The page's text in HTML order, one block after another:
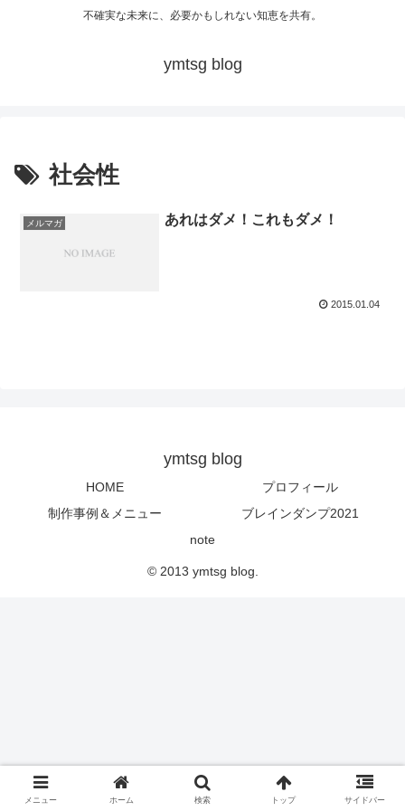
不確実な未来に、必要かもしれない知恵を共有。
ymtsg blog
社会性
メルマガ あれはダメ！これもダメ！
2015.01.04
ymtsg blog
HOME
プロフィール
制作事例＆メニュー
ブレインダンプ2021
note
© 2013 ymtsg blog.
メニュー ホーム 検索 トップ サイドバー